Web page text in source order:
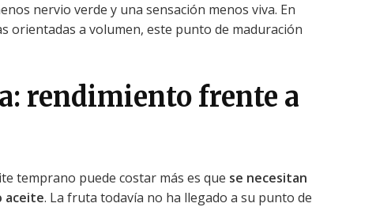
nervio verde y una sensación menos viva. En
orientadas a volumen, este punto de maduración
rendimiento frente a
temprano puede costar más es que se necesitan
aceite. La fruta todavía no ha llegado a su punto de